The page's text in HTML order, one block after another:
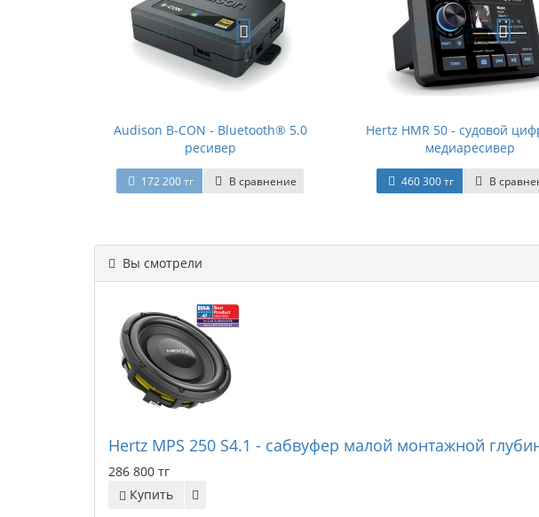
Audison B-CON - Bluetooth® 5.0
ресивер
172 200 тг В сравнение
Hertz HMR 50 - судовой
медиаресивер
460 300 тг В
Вы смотрели
Hertz MPS 250 S4.1 - сабвуфер малой монтажной
286 800 тг
Купить